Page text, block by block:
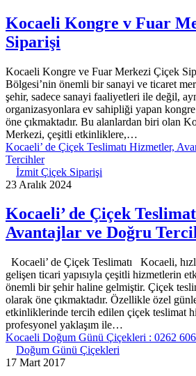
Kocaeli Kongre v Fuar
Siparişi
Kocaeli Kongre ve Fuar Merkezi Çiçek
Bölgesi’nin önemli bir sanayi ve ticaret
şehir, sadece sanayi faaliyetleri ile değil,
organizasyonlara ev sahipliği yapan
öne çıkmaktadır. Bu alanlardan biri olan
Merkezi, çeşitli etkinliklere,…
Kocaeli’ de Çiçek Teslimatı Hizmetler,
Tercihler
İzmit Çiçek Siparişi
23 Aralık 2024
Kocaeli’ de Çiçek
Avantajlar ve Doğru
Kocaeli’ de Çiçek Teslimatı Kocaeli,
gelişen ticari yapısıyla çeşitli hizmetlerin
önemli bir şehir haline gelmiştir. Çiçek
olarak öne çıkmaktadır. Özellikle özel
etkinliklerinde tercih edilen çiçek teslimat
profesyonel yaklaşım ile…
Kocaeli Doğum Günü Çiçekleri : 0262
Doğum Günü Çiçekleri
17 Mart 2017